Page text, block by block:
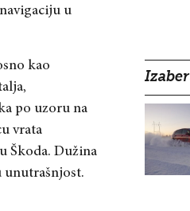
u
kao
po uzoru na
vrata
Škoda. Dužina
unutrašnjost.